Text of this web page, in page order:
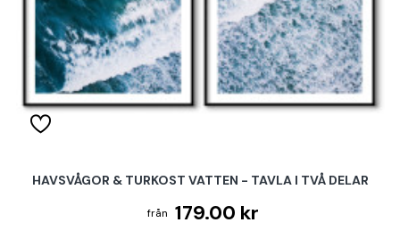
HAVSVÅGOR & TURKOST VATTEN - TAVLA I TVÅ DELAR
179.00 kr